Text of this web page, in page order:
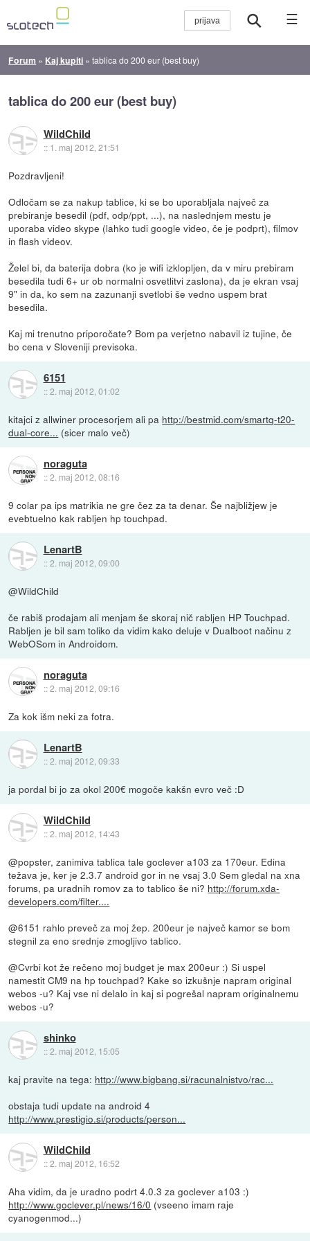
☰
Forum » Kaj kupiti »tablica do 200 eur (best buy)
tablica do 200 eur (best buy)
WildChild
:: 1. maj 2012, 21:51
Pozdravljeni!
Odločam se za nakup tablice, ki se bo uporabljala največ za
prebiranje besedil (pdf, odp/ppt, ...), na naslednjem mestu je
uporaba video skype (lahko tudi google video, če je podprt), filmov
in flash videov.
Želel bi, da baterija dobra (ko je wifi izklopljen, da v miru prebiram
besedila tudi 6+ ur ob normalni osvetlitvi zaslona), da je ekran vsaj
9" in da, ko sem na zazunanji svetlobi še vedno uspem brat
besedila.
Kaj mi trenutno priporočate? Bom pa verjetno nabavil iz tujine, če
bo cena v Sloveniji previsoka.
6151
::2. maj 2012, 01:02
kitajci z allwiner procesorjem ali pa http://bestmid.com/smartq-t20-
dual-core... (sicer malo več)
noraguta
::2. maj 2012, 08:16
9 colar pa ips matrikia ne gre čez za ta denar. Še najbližjew je
evebtuelno kak rabljen hp touchpad.
LenartB
::2. maj 2012, 09:00
@WildChild
če rabiš prodajam ali menjam še skoraj nič rabljen HP Touchpad.
Rabljen je bil sam toliko da vidim kako deluje v Dualboot načinu z
WebOSom in Androidom.
noraguta
::2. maj 2012, 09:16
Za kok išm neki za fotra.
LenartB
::2. maj 2012, 09:33
ja pordal bi jo za okol 200€ mogoče kakšn evro več :D
WildChild
::2. maj 2012, 14:43
@popster, zanimiva tablica tale goclever a103 za 170eur. Edina
težava je, ker je 2.3.7 android gor in ne vsaj 3.0 Sem gledal na xna
forums, pa uradnih romov za to tablico še ni? http://forum.xda-
developers.com/filter....
@6151 rahlo preveč za moj žep. 200eur je največ kamor se bom
stegnil za eno srednje zmogljivo tablico.
@Cvrbi kot že rečeno moj budget je max 200eur :) Si uspel
namestit CM9 na hp touchpad? Kake so izkušnje napram original
webos -u? Kaj vse ni delalo in kaj si pogrešal napram originalnemu
webos -u?
shinko
::2. maj 2012, 15:05
kaj pravite na tega: http://www.bigbang.si/racunalnistvo/rac...
obstaja tudi update na android 4
http://www.prestigio.si/products/person...
WildChild
::2. maj 2012, 16:52
Aha vidim, da je uradno podrt 4.0.3 za goclever a103 :)
http://www.goclever.pl/news/16/0 (vseeno imam raje
cyanogenmod...)